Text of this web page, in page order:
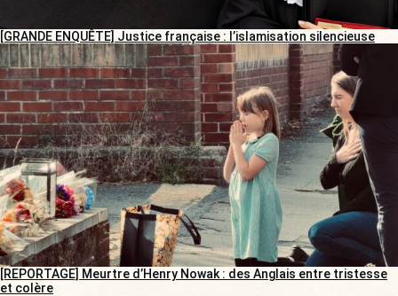
[GRANDE ENQUÊTE] Justice française : l’islamisation silencieuse
[REPORTAGE] Meurtre d’Henry Nowak : des Anglais entre tristesse
et colère